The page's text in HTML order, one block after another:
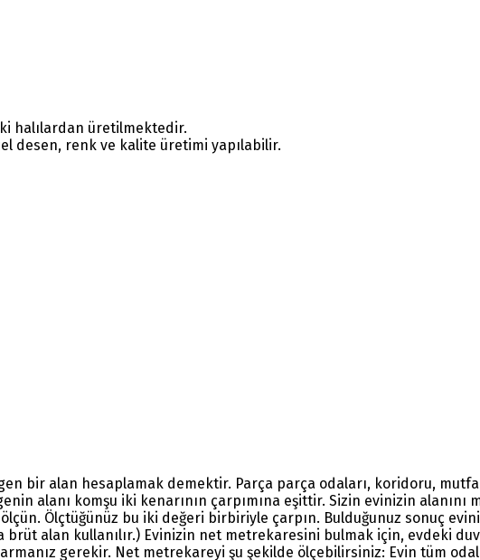
halılardan üretilmektedir.
desen, renk ve kalite üretimi yapılabilir.
bir alan hesaplamak demektir. Parça parça odaları, koridoru,
alanı komşu iki kenarının çarpımına eşittir. Sizin evinizin
Ölçtüğünüz bu iki değeri birbiriyle çarpın. Bulduğunuz sonuç
alan kullanılır.) Evinizin net metrekaresini bulmak için, evdeki
gerekir. Net metrekareyi şu şekilde ölçebilirsiniz: Evin tüm